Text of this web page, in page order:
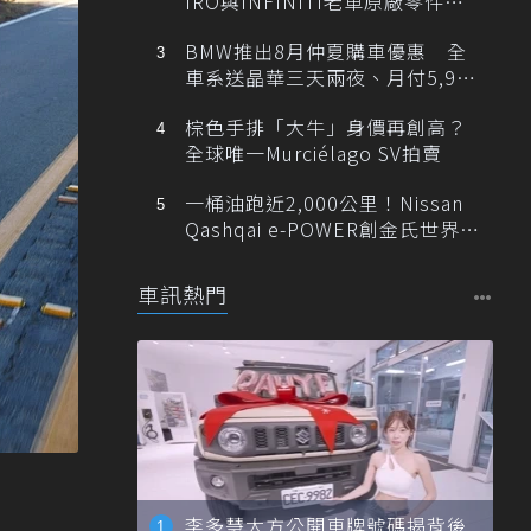
BMW推出8月仲夏購車優惠 全
車系送晶華三天兩夜、月付5,900
棕色手排「大牛」身價再創高？
全球唯一Murciélago SV拍賣
一桶油跑近2,000公里！Nissan
Qashqai e-POWER創金氏世界紀
車訊熱門